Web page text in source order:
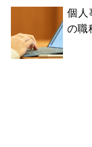
個人
の職